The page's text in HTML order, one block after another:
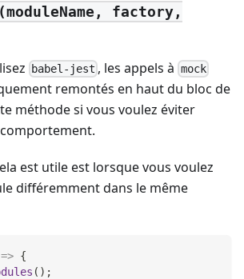
factory,
babel-jest , les appels à mock
remontés en haut du bloc de
méthode si vous voulez éviter
est utile est lorsque vous voulez
différemment dans le même
=> {
( ) ;